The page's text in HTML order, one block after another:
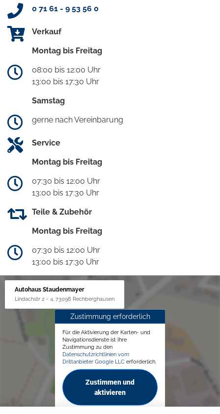
0 71 61 - 9 53 56 0
Verkauf
Montag bis Freitag
08:00 bis 12:00 Uhr
13:00 bis 17:30 Uhr
Samstag
gerne nach Vereinbarung
Service
Montag bis Freitag
07:30 bis 12:00 Uhr
13:00 bis 17:30 Uhr
Teile & Zubehör
Montag bis Freitag
07:30 bis 12:00 Uhr
13:00 bis 17:30 Uhr
Autohaus Staudenmayer
Lindachstr 2 - 4, 73098 Rechberghausen
Zustimmung erforderlich
Für die Aktivierung der Karten- und
Navigationsdienste ist Ihre
Zustimmung zu den
Datenschutzrichtlinien vom
Drittanbieter Google LLC erforderlich.
Zustimmen und
aktivieren